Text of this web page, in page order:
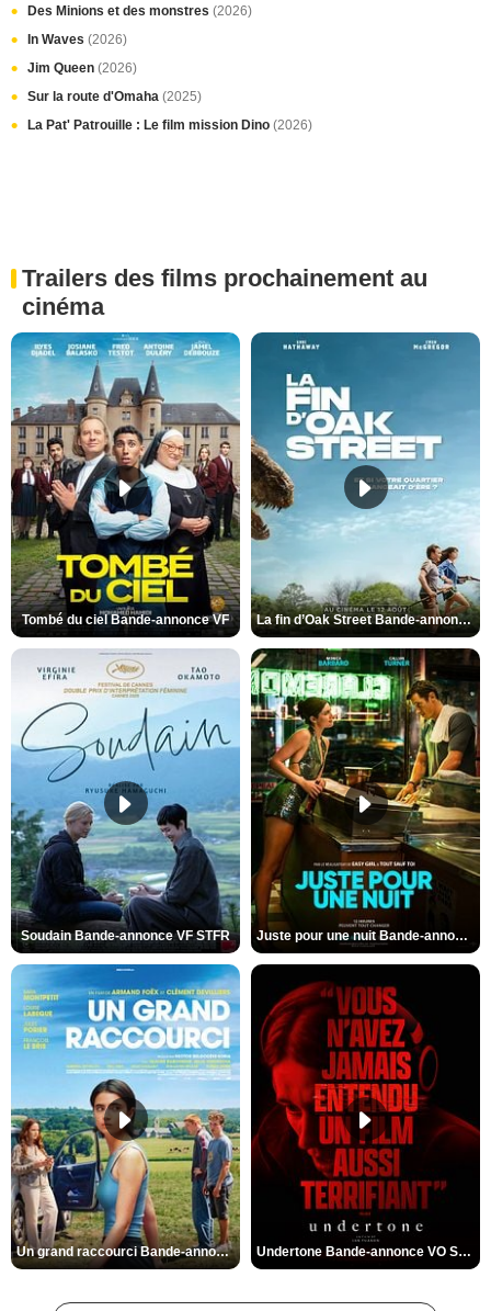
Des Minions et des monstres (2026)
In Waves (2026)
Jim Queen (2026)
Sur la route d'Omaha (2025)
La Pat' Patrouille : Le film mission Dino (2026)
Trailers des films prochainement au
cinéma
Tombé du ciel Bande-annonce VF La fin d’Oak Street Bande-annonce VO STFR
Soudain Bande-annonce VF STFR Juste pour une nuit Bande-annonce VO STFR
Un grand raccourci Bande-annonce VF Undertone Bande-annonce VO STFR